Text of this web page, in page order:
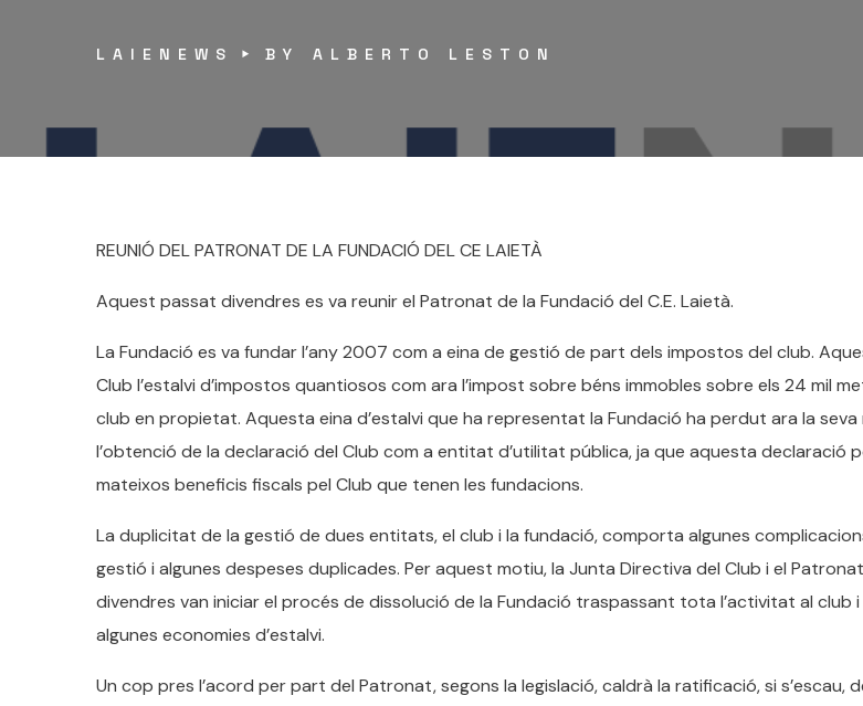
LAIENEWS BY ALBERTO LESTON
REUNIÓ DEL PATRONAT DE LA FUNDACIÓ DEL CE LAIETÀ
Aquest passat divendres es va reunir el Patronat de la Fundació del C.E. Laietà.
La Fundació es va fundar l’any 2007 com a eina de gestió de part dels impostos del club.
Club l’estalvi d’impostos quantiosos com ara l’impost sobre béns immobles sobre els 24 mil
club en propietat. Aquesta eina d’estalvi que ha representat la Fundació ha perdut ara la seva
l’obtenció de la declaració del Club com a entitat d’utilitat pública, ja que aquesta declaració
mateixos beneficis fiscals pel Club que tenen les fundacions.
La duplicitat de la gestió de dues entitats, el club i la fundació, comporta algunes
gestió i algunes despeses duplicades. Per aquest motiu, la Junta Directiva del Club i el
divendres van iniciar el procés de dissolució de la Fundació traspassant tota l’activitat al club
algunes economies d’estalvi.
Un cop pres l’acord per part del Patronat, segons la legislació, caldrà la ratificació, si s’escau,